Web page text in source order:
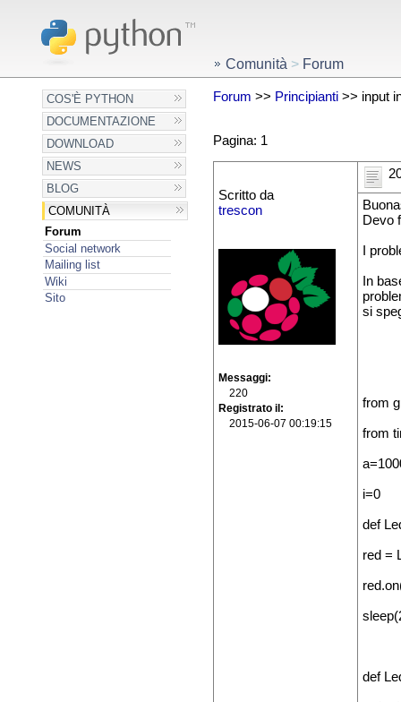
COS'È PYTHON
DOCUMENTAZIONE
DOWNLOAD
NEWS
BLOG
COMUNITÀ
Forum
Social network
Mailing list
Wiki
Sito
Comunità > Forum
Forum >> Principianti>> input
Pagina: 1
Scritto da
trescon
Messaggi
220
Registrato il
2015-06-07 00:19:15
Devo
I
In
si
from
from
i=0
def
red =
def